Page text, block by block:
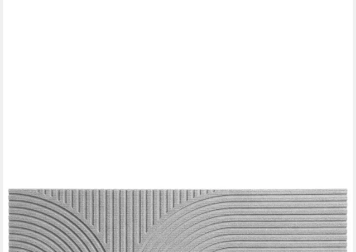
Fußmatte Schmutzfangmatte Circa waschbar für Innen & Außen
rutschfeste Türmatte, pflegeleicht und bei 30 °C
maschinenwaschbar